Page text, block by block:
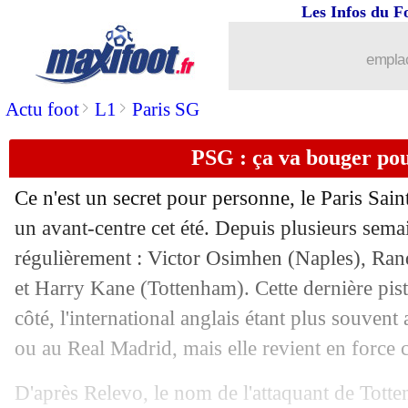
Actu foot> L1 > Paris SG
Les Infos du
PSG : ça va bouger
Ce n'est un secret pour personne, le Paris
un avant-centre cet été. Depuis plusieurs
régulièrement : Victor Osimhen (Naples),
et Harry Kane (Tottenham). Cette dernière
côté, l'international anglais étant plus souvent
ou au Real Madrid, mais elle revient en force
D'après Relevo, le nom de l'attaquant de
Brésil: accord avec Ancelotti pour
18/06 PSG
18/06 EdF: Deschamps juge la Grèce
18/06 Wolverhampton : R. Neves en
18/06 PSG: Luis Enrique, ça se confirme
18/06 Divers: Nzonzi est libre (officiel)
PSG: Mbappé, le coup de gueule de
18/06 Arsenal : Partey sur le départ ?